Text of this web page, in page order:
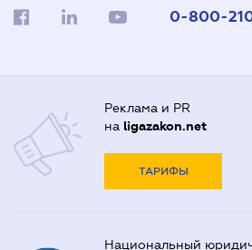
0-800-
Реклама и PR
на ligazakon.net
ТАРИФЫ
Национальный